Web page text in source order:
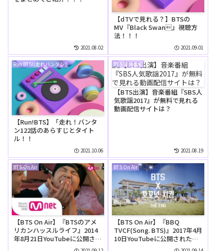
2021.08.02
【dTVで見れる？】BTSの
MV『Black Swan』視聴方
法！！！
2021.09.01
Run BTS!(走れバンタン)
【Run!BTS】「走れ！バンタ
ン122話のあらすじとタイト
ル！！
2021.10.06
BTS 音楽番組
【BTS出演】音楽番組『SBS人
気歌謡2017』が無料で見れる
動画配信サイトは？
2021.08.19
BTS On Air
【BTS On Air】『BTSのアメ
リカンハッスルライフ』2014
年8月21日YouTubeに公開され
BTS On Air
【BTS On Air】『BBQ
TVCF(Song. BTS)』2017年4月
10日YouTubeに公開された